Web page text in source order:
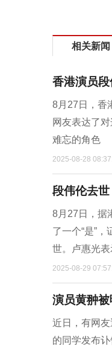
相关新闻
香港演员
8月27日，香
网友表达了
难忘的角色
2025-08-28
段伟伦去
8月27日，据
了一个“是”
世。卢惠光
2025-08-29
演员黄翀
近日，有网
的同学发布